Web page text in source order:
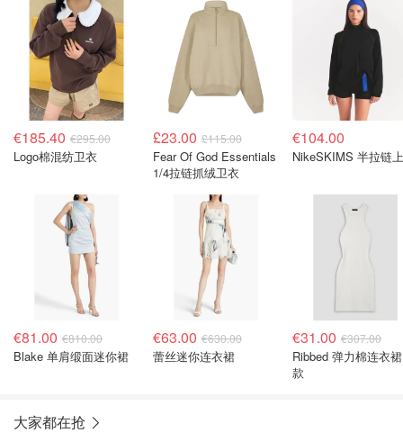
€185.40 €295.00
Logo棉混纺卫衣
£23.00 £115.00
Fear Of God Essentials
1/4拉链抓绒卫衣
€104.00
NikeSKIMS 半拉链
€81.00 €810.00
Blake 单肩缎面迷你裙
€63.00 €630.00
蕾丝迷你连衣裙
€31.00 €307.00
Ribbed 弹力棉连衣
款
大家都在抢